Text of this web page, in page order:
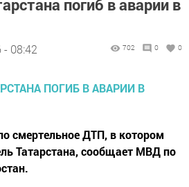
погиб в аварии в
- 08:42 702 0 0
смертельное ДТП, в котором
Татарстана, сообщает МВД по